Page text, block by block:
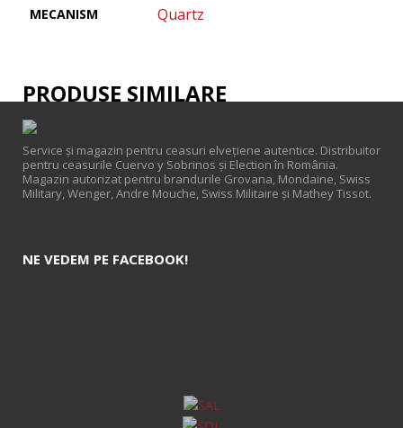
MECANISM Quartz
PRODUSE SIMILARE
Service și magazin pentru ceasuri elveţiene autentice. Distribuitor
pentru ceasurile Cuervo y Sobrinos și Election în România.
Magazin autorizat pentru brandurile Grovana, Mondaine, Swiss
Military, Wenger, Andre Mouche, Swiss Militaire și Mathey Tissot.
NE VEDEM PE FACEBOOK!